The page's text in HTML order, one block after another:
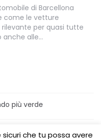
di Barcellona
come le vetture
per quasi tutte
anche alle…
più verde
sostenibileche tu possa avere